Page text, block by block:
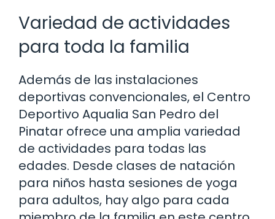
Variedad de actividades
para toda la familia
Además de las instalaciones
deportivas convencionales, el Centro
Deportivo Aqualia San Pedro del
Pinatar ofrece una amplia variedad
de actividades para todas las
edades. Desde clases de natación
para niños hasta sesiones de yoga
para adultos, hay algo para cada